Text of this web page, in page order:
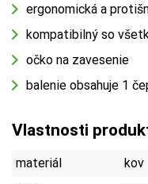
ergonomická a
kompatibilný so
očko na zavesenie
balenie obsahuje 1
Vlastnosti
materiál
kov